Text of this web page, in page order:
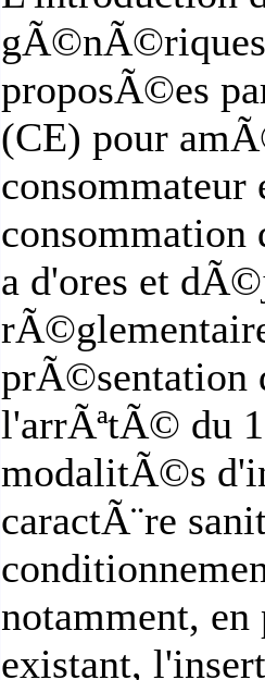
gÃ©nÃ©riques
proposÃ©es
(CE) pour
consommation
a d'ores et
prÃ©sentation
l'arrÃªtÃ© du
modalitÃ©s
caractÃ¨re
notamment,
existant,